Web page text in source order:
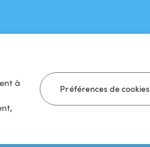
à
Préférences de cookies